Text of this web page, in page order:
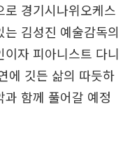
경기시나위오케스
김성진 예술감독의
자 피아니스트 다니
에 깃든 삶의 따듯하
함께 풀어갈 예정